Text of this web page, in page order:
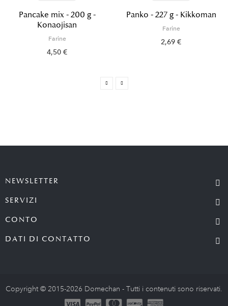
Pancake mix - 200 g -
Konaojisan
Farine
4,50 €
Panko - 227 g - Kikkoman
Farine
2,69 €
NEWSLETTER
SERVIZI
CONTO
DATI DI CONTATTO
Copyright © 2015-2026 Domechan - Tutti i contenuti sono riservati.